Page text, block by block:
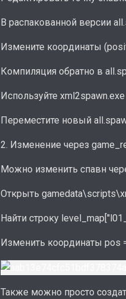
В распакованной версии
Измените координаты
Компиляция обратно в
Используйте
Переместите новый
2. Изменение через
Можно изменить спавн
Открыть
Найти строку
Изменить координаты pos
Также можно просто